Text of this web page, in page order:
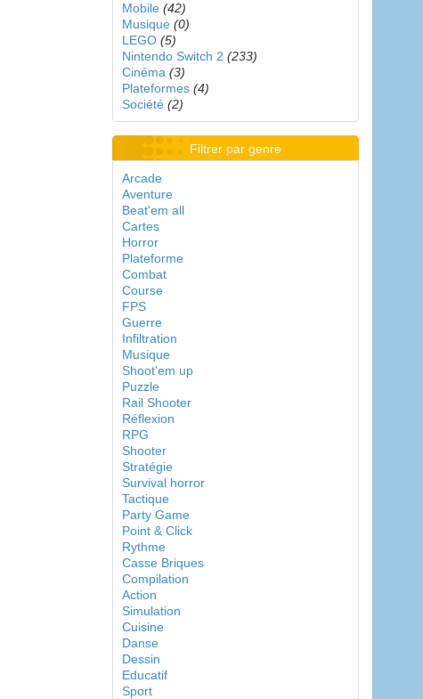
Mobile (42)
Musique (0)
LEGO (5)
Nintendo Switch 2 (233)
Cinéma (3)
Plateformes (4)
Société (2)
Filtrer par genre
Arcade
Aventure
Beat'em all
Cartes
Horror
Plateforme
Combat
Course
FPS
Guerre
Infiltration
Musique
Shoot'em up
Puzzle
Rail Shooter
Réflexion
RPG
Shooter
Stratégie
Survival horror
Tactique
Party Game
Point & Click
Rythme
Casse Briques
Compilation
Action
Simulation
Cuisine
Danse
Dessin
Educatif
Sport